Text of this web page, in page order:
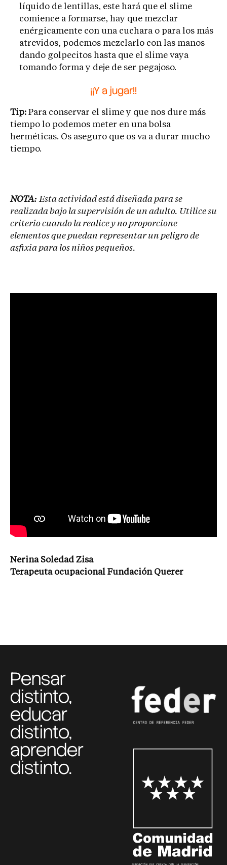
líquido de lentillas, este hará que el slime
comience a formarse, hay que mezclar
enérgicamente con una cuchara o para los más
atrevidos, podemos mezclarlo con las manos
dando golpecitos hasta que el slime vaya
tomando forma y deje de ser pegajoso.
¡¡Y a jugar!!
Tip: Para conservar el slime y que nos dure más
tiempo lo podemos meter en una bolsa
herméticas. Os aseguro que os va a durar mucho
tiempo.
NOTA: Esta actividad está diseñada para se
realizada bajo la supervisión de un adulto. Utilice su
criterio cuando la realice y no proporcione
elementos que puedan representar un peligro de
asfixia para los niños pequeños.
Nerina Soledad Zisa
Terapeuta ocupacional Fundación Querer
Pensar
distinto,
educar
distinto,
aprender
distinto.